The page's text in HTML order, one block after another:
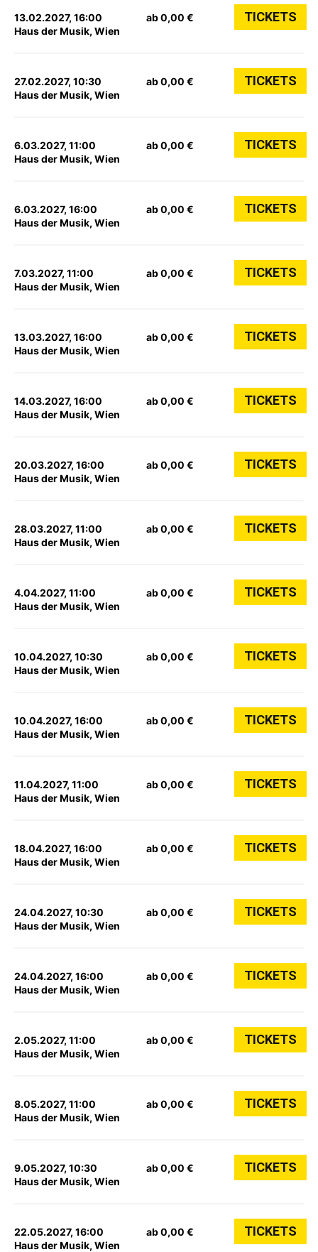
13.02.2027, 16:00
Haus der Musik, Wien
ab 0,00 € TICKETS
27.02.2027, 10:30
Haus der Musik, Wien
ab 0,00 € TICKETS
6.03.2027, 11:00
Haus der Musik, Wien
ab 0,00 € TICKETS
6.03.2027, 16:00
Haus der Musik, Wien
ab 0,00 € TICKETS
7.03.2027, 11:00
Haus der Musik, Wien
ab 0,00 € TICKETS
13.03.2027, 16:00
Haus der Musik, Wien
ab 0,00 € TICKETS
14.03.2027, 16:00
Haus der Musik, Wien
ab 0,00 € TICKETS
20.03.2027, 16:00
Haus der Musik, Wien
ab 0,00 € TICKETS
28.03.2027, 11:00
Haus der Musik, Wien
ab 0,00 € TICKETS
4.04.2027, 11:00
Haus der Musik, Wien
ab 0,00 € TICKETS
10.04.2027, 10:30
Haus der Musik, Wien
ab 0,00 € TICKETS
10.04.2027, 16:00
Haus der Musik, Wien
ab 0,00 € TICKETS
11.04.2027, 11:00
Haus der Musik, Wien
ab 0,00 € TICKETS
18.04.2027, 16:00
Haus der Musik, Wien
ab 0,00 € TICKETS
24.04.2027, 10:30
Haus der Musik, Wien
ab 0,00 € TICKETS
24.04.2027, 16:00
Haus der Musik, Wien
ab 0,00 € TICKETS
2.05.2027, 11:00
Haus der Musik, Wien
ab 0,00 € TICKETS
8.05.2027, 11:00
Haus der Musik, Wien
ab 0,00 € TICKETS
9.05.2027, 10:30
Haus der Musik, Wien
ab 0,00 € TICKETS
22.05.2027, 16:00
Haus der Musik, Wien
ab 0,00 € TICKETS